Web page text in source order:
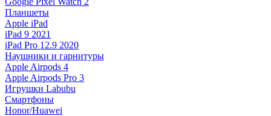
Планшеты
Apple iPad
iPad 9 2021
iPad Pro 12.9 2020
Наушники и гарнитуры
Apple Airpods 4
Apple Airpods Pro 3
Игрушки Labubu
Смартфоны
Honor/Huawei